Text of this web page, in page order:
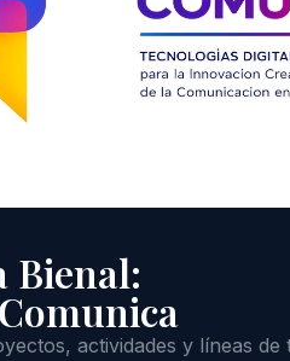
Bienal:
actividades y líneas de